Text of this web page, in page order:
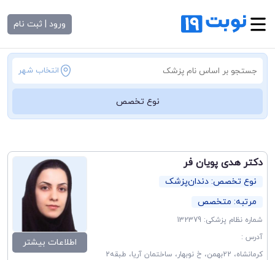
ورود | ثبت نام
انتخاب شهر
نوع تخصص
دکتر هدی پویان فر
نوع تخصص: دندان‌پزشک
مرتبه: متخصص
شماره نظام پزشکی: 132379
آدرس :
کرمانشاه، 22بهمن، خ نوبهار، ساختمان آریا، طبقه2
اطلاعات بیشتر